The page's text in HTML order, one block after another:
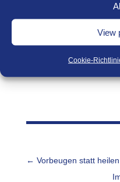
View
Cookie-
← Vorbeugen statt heilen